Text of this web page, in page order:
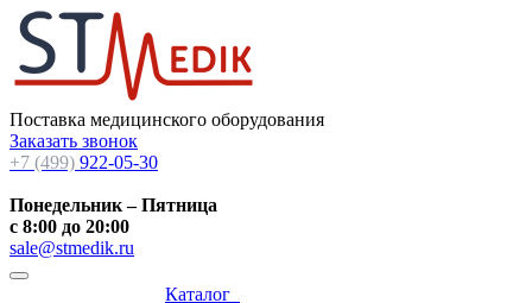
Поставка медицинского оборудования
Заказать звонок
+7 (499) 922-05-30
Понедельник – Пятница
с 8:00 до 20:00
sale@stmedik.ru
Каталог